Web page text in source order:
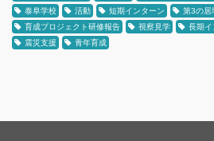
泰阜学校
活動 短期インターン 第3の居
育成プロジェクト研修報告
視察見学 長期イ
震災支援
青年育成